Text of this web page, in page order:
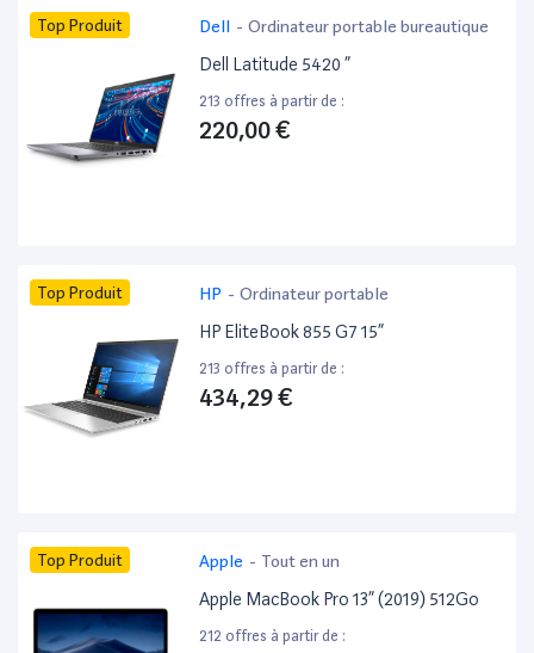
Top Produit Dell - Ordinateur portable bureautique
Dell Latitude 5420 ”
213 offres à partir de :
220,00 €
Top Produit HP - Ordinateur portable
HP EliteBook 855 G7 15”
213 offres à partir de :
434,29 €
Top Produit Apple - Tout en un
Apple MacBook Pro 13” (2019) 512Go
212 offres à partir de :